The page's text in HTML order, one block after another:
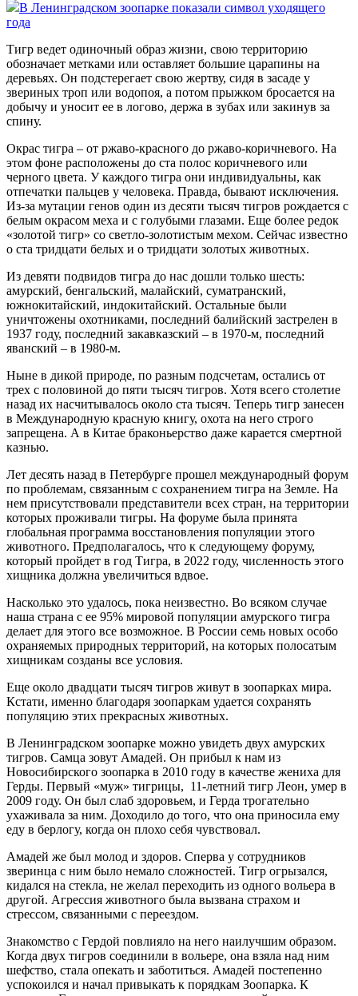
В Ленинградском зоопарке показали символ уходящего
года
Тигр ведет одиночный образ жизни, свою территорию
обозначает метками или оставляет большие царапины на
деревьях. Он подстерегает свою жертву, сидя в засаде у
звериных троп или водопоя, а потом прыжком бросается на
добычу и уносит ее в логово, держа в зубах или закинув за
спину.
Окрас тигра – от ржаво-красного до ржаво-коричневого. На
этом фоне расположены до ста полос коричневого или
черного цвета. У каждого тигра они индивидуальны, как
отпечатки пальцев у человека. Правда, бывают исключения.
Из-за мутации генов один из десяти тысяч тигров рождается с
белым окрасом меха и с голубыми глазами. Еще более редок
«золотой тигр» со светло-золотистым мехом. Сейчас известно
о ста тридцати белых и о тридцати золотых животных.
Из девяти подвидов тигра до нас дошли только шесть:
амурский, бенгальский, малайский, суматранский,
южнокитайский, индокитайский. Остальные были
уничтожены охотниками, последний балийский застрелен в
1937 году, последний закавказский – в 1970-м, последний
яванский – в 1980-м.
Ныне в дикой природе, по разным подсчетам, остались от
трех с половиной до пяти тысяч тигров. Хотя всего столетие
назад их насчитывалось около ста тысяч. Теперь тигр занесен
в Международную красную книгу, охота на него строго
запрещена. А в Китае браконьерство даже карается смертной
казнью.
Лет десять назад в Петербурге прошел международный форум
по проблемам, связанным с сохранением тигра на Земле. На
нем присутствовали представители всех стран, на территории
которых проживали тигры. На форуме была принята
глобальная программа восстановления популяции этого
животного. Предполагалось, что к следующему форуму,
который пройдет в год Тигра, в 2022 году, численность этого
хищника должна увеличиться вдвое.
Насколько это удалось, пока неизвестно. Во всяком случае
наша страна с ее 95% мировой популяции амурского тигра
делает для этого все возможное. В России семь новых особо
охраняемых природных территорий, на которых полосатым
хищникам созданы все условия.
Еще около двадцати тысяч тигров живут в зоопарках мира.
Кстати, именно благодаря зоопаркам удается сохранять
популяцию этих прекрасных животных.
В Ленинградском зоопарке можно увидеть двух амурских
тигров. Самца зовут Амадей. Он прибыл к нам из
Новосибирского зоопарка в 2010 году в качестве жениха для
Герды. Первый «муж» тигрицы, 11-летний тигр Леон, умер в
2009 году. Он был слаб здоровьем, и Герда трогательно
ухаживала за ним. Доходило до того, что она приносила ему
еду в берлогу, когда он плохо себя чувствовал.
Амадей же был молод и здоров. Сперва у сотрудников
зверинца с ним было немало сложностей. Тигр огрызался,
кидался на стекла, не желал переходить из одного вольера в
другой. Агрессия животного была вызвана страхом и
стрессом, связанными с переездом.
Знакомство с Гердой повлияло на него наилучшим образом.
Когда двух тигров соединили в вольере, она взяла над ним
шефство, стала опекать и заботиться. Амадей постепенно
успокоился и начал привыкать к порядкам Зоопарка. К